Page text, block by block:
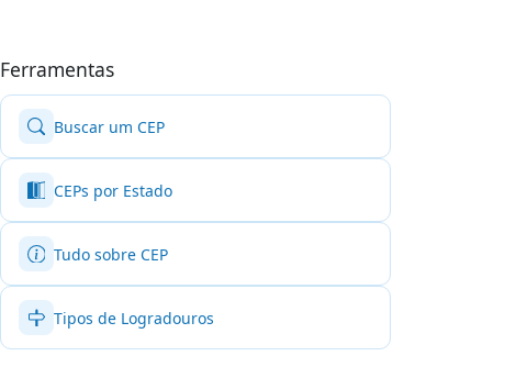
Ferramentas
Buscar um CEP
CEPs por Estado
Tudo sobre CEP
Tipos de Logradouros